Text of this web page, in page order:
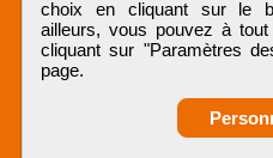
choix en cliquant sur le
ailleurs, vous pouvez à
cliquant sur "Paramètres
page.